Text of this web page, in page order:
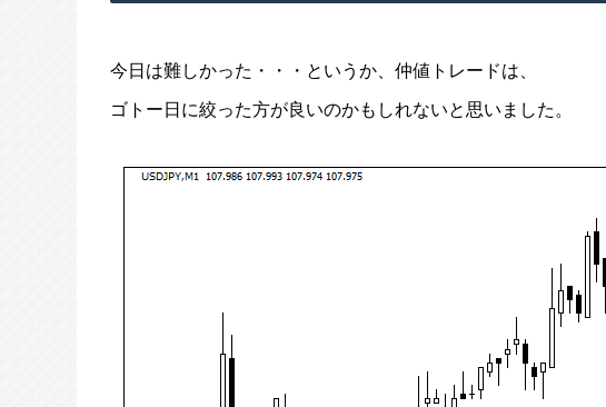
今日は難しかった・・・というか、仲値トレードは、
ゴトー日に絞った方が良いのかもしれないと思いました。